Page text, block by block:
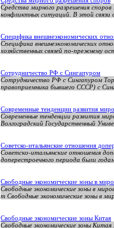
Средства мирного разрешения
конфликтных ситуаций. В этой
Специфика внешнеэкономических
Специфика внешнеэкономических
хозяйственных связей по-прежнему
Сотрудничество РФ с Сингапуром
Сотрудничество РФ с Сингапуром
правоприемника бывшего СССР) с
Современные тенденции развития
Современные тенденции развития
Волгоградский Государственный
Советско-итальянские отношения
Советско-итальянские отношения
доперестроечного периода были
Свободные экономические зоны в
Свободные экономические зоны в
т Свободные экономические зоны в
Свободные экономические зоны Китая
Свободные экономические зоны